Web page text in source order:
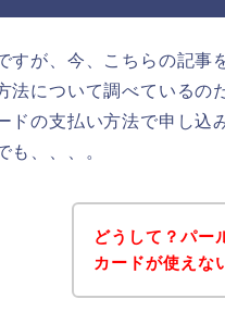
すが、今、こちらの記事
法について調べているの
ドの支払い方法で申し込
も、、、。
どうして？パー
カードが使えな